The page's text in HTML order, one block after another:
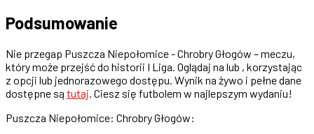
Podsumowanie
Nie przegap Puszcza Niepołomice - Chrobry Głogów – meczu,
który może przejść do historii I Liga. Oglądaj na lub , korzystając
z opcji lub jednorazowego dostępu. Wynik na żywo i pełne dane
dostępne sątutaj. Ciesz się futbolem w najlepszym wydaniu!
Puszcza Niepołomice: Chrobry Głogów: